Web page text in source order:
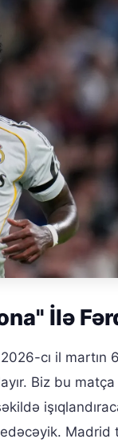
İlə
cı il martın
Biz bu
edəcəyik.